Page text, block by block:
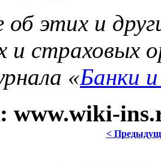
об этих и
и страховых
«Банки
www.wiki-
<